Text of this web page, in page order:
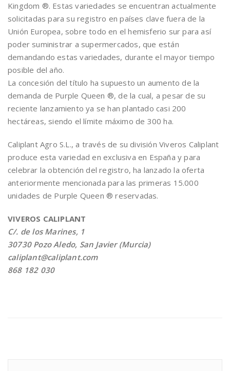
Kingdom ®. Estas variedades se encuentran actualmente
solicitadas para su registro en países clave fuera de la
Unión Europea, sobre todo en el hemisferio sur para así
poder suministrar a supermercados, que están
demandando estas variedades, durante el mayor tiempo
posible del año.
La concesión del título ha supuesto un aumento de la
demanda de Purple Queen ®, de la cual, a pesar de su
reciente lanzamiento ya se han plantado casi 200
hectáreas, siendo el límite máximo de 300 ha.
Caliplant Agro S.L., a través de su división Viveros Caliplant
produce esta variedad en exclusiva en España y para
celebrar la obtención del registro, ha lanzado la oferta
anteriormente mencionada para las primeras 15.000
unidades de Purple Queen ® reservadas.
VIVEROS CALIPLANT
C/. de los Marines, 1
30730 Pozo Aledo, San Javier (Murcia)
caliplant@caliplant.com
868 182 030